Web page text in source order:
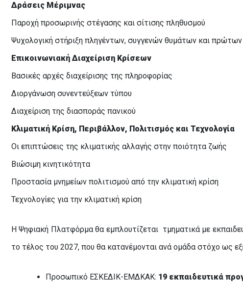
Δράσεις Μέριμνας
Παροχή προσωρινής στέγασης και σίτισης πληθυσμού
Ψυχολογική στήριξη πληγέντων, συγγενών θυμάτων και
Επικοινωνιακή Διαχείριση Κρίσεων
Βασικές αρχές διαχείρισης της πληροφορίας
Διοργάνωση συνεντεύξεων τύπου
Διαχείριση της διασποράς πανικού
Κλιματική Κρίση, Περιβάλλον, Πολιτισμός και Τεχνολογία
Οι επιπτώσεις της κλιματικής αλλαγής στην ποιότητα ζωής
Βιώσιμη κινητικότητα
Προστασία μνημείων πολιτισμού από την κλιματική κρίση
Τεχνολογίες για την κλιματική κρίση
Η Ψηφιακή Πλατφόρμα θα εμπλουτίζεται τμηματικά με
το τέλος του 2027, που θα κατανέμονται ανά ομάδα στόχο ως
Προσωπικό ΕΣΚΕΔΙΚ-ΕΜΔΚΑΚ: 19 εκπαιδευτικά